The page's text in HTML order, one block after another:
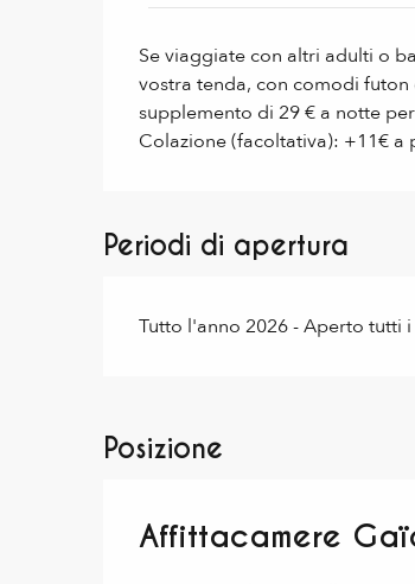
Se viaggiate con altri adulti o
vostra tenda, con comodi
supplemento di 29 € a notte
Colazione (facoltativa): +11€ a
Periodi di apertura
Tutto l'anno 2026 - Aperto tutti
Posizione
Affittacamere